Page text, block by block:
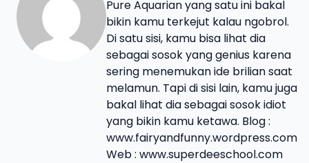
Pure Aquarian yang satu ini bakal
bikin kamu terkejut kalau ngobrol.
Di satu sisi, kamu bisa lihat dia
sebagai sosok yang genius karena
sering menemukan ide brilian saat
melamun. Tapi di sisi lain, kamu juga
bakal lihat dia sebagai sosok idiot
yang bikin kamu ketawa. Blog :
www.fairyandfunny.wordpress.com
Web : www.superdeeschool.com